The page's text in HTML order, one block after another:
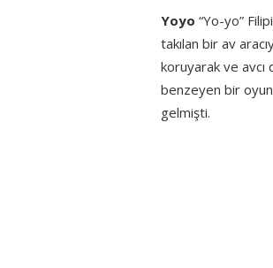
Yoyo “Yo-yo”
takılan bir av
koruyarak ve avcı
benzeyen bir
gelmişti.